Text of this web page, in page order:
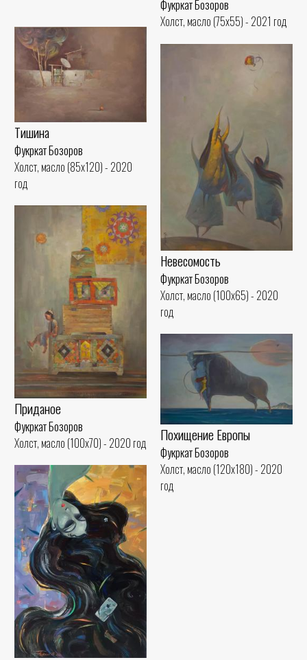
Фукркат Бозоров
Холст, масло (75x55) - 2021 год
Тишина
Фукркат Бозоров
Холст, масло (85x120) - 2020
год
Невесомость
Фукркат Бозоров
Холст, масло (100x65) - 2020
год
Приданое
Фукркат Бозоров
Холст, масло (100x70) - 2020 год
Похищение Европы
Фукркат Бозоров
Холст, масло (120x180) - 2020
год